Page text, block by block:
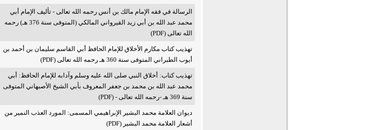
الرسالة في فقه الإمام مالك بن أنس رحمه الله تعالى - تأليف الإمام أبي
محمد عبد الله بن أبي زيد القيرواني المالكي (المتوفى سنة 376 هـ) رحمه
الله تعالى (PDF)
تهذيب كتاب مكارم الأخلاق للإمام الحافظ أبي القاسم سليمان بن أحمد بن
أيوب الطبراني المتوفى سنة 360 هـ رحمه الله تعالى (PDF)
تهذيب كتاب: أخلاق النبي صلى الله عليه وسلم وآدابه للإمام الحافظ: أبي
محمد عبد الله بن محمد بن جعفر المعروف بأبي الشيخ الأصبهاني المتوفى
سنة 369 هـ -رحمه الله تعالى - (PDF)
ديوان العلامة محمد البشير الإبراهيمي المسمى: المورد العذب النمير من
أشعار العلامة محمد البشير (PDF)